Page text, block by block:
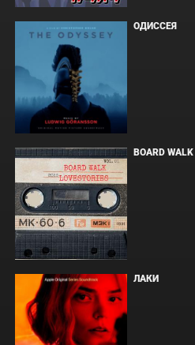
ОДИССЕЯ
BOARD
ЛАКИ